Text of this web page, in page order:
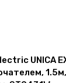
UNICA